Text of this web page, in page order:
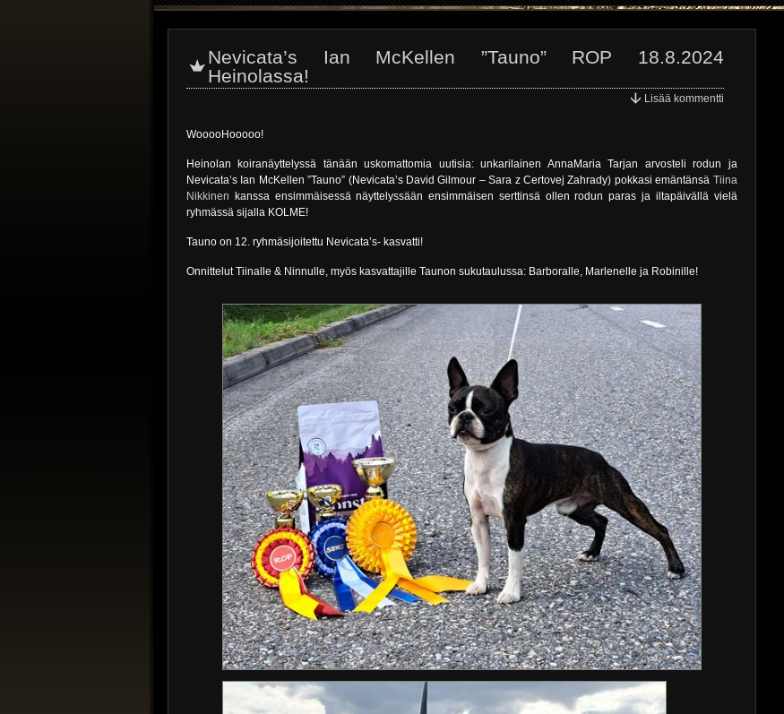
Nevicata’s Ian McKellen ”Tauno” ROP 18.8.2024
Heinolassa!
Lisää kommentti
WooooHooooo!
Heinolan koiranäyttelyssä tänään uskomattomia uutisia: unkarilainen AnnaMaria Tarjan arvosteli rodun ja
Nevicata’s Ian McKellen ”Tauno” (Nevicata’s David Gilmour – Sara z Certovej Zahrady) pokkasi emäntänsä Tiina
Nikkinen kanssa ensimmäisessä näyttelyssään ensimmäisen serttinsä ollen rodun paras ja iltapäivällä vielä
ryhmässä sijalla KOLME!
Tauno on 12. ryhmäsijoitettu Nevicata’s- kasvatti!
Onnittelut Tiinalle & Ninnulle, myös kasvattajille Taunon sukutaulussa: Barboralle, Marlenelle ja Robinille!